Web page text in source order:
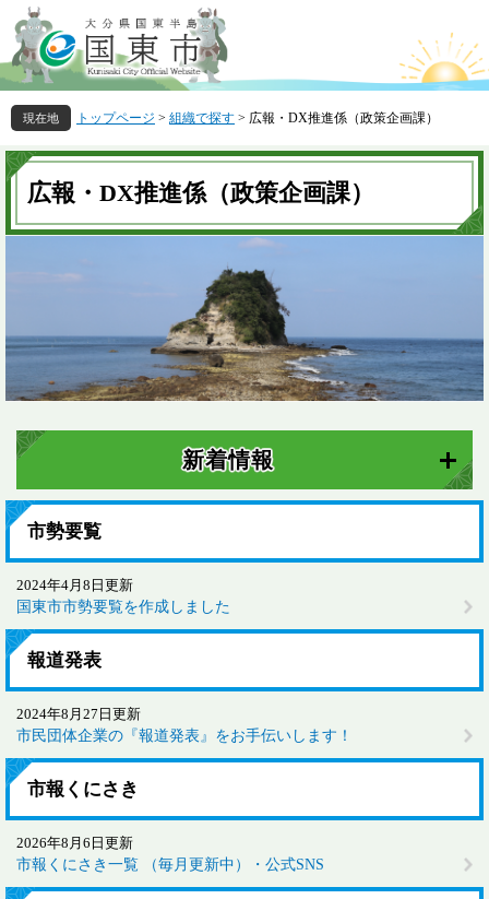
ー
ジ
の
先
頭
で
す
ニ
ュ
ー
を
飛
ば
し
文
トップページ > 組織で探す > 広報・DX推進係（政策企画課）
本
文
広報・DX推進係（政策企画課）
新着情報
市勢要覧
2024年4月8日更新
国東市市勢要覧を作成しました
報道発表
2024年8月27日更新
市民団体企業の『報道発表』をお手伝いします！
市報くにさき
2026年8月6日更新
市報くにさき一覧 （毎月更新中）・公式SNS